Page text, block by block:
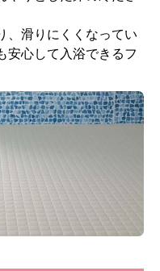
、滑りにくくなってい
安心して入浴できるフ